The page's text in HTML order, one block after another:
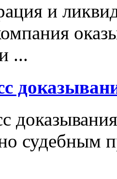
и
...
доказывания
судебным